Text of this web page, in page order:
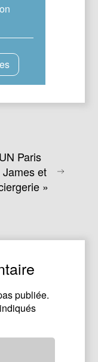
Paris
et
»
publiée.